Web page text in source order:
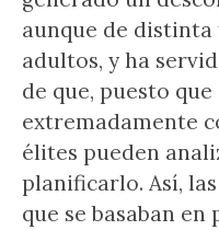
aunque de distinta
adultos, y ha
de que, puesto
extremadamente
élites pueden
planificarlo. Así,
que se basaban